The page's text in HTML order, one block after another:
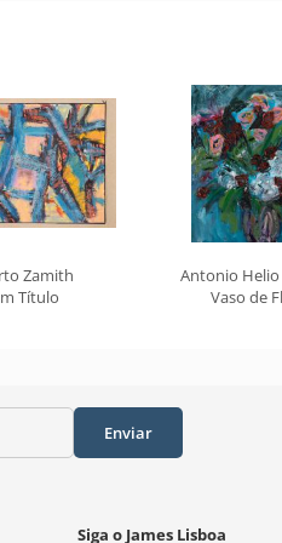
Zamith
Título
Antonio Helio
Vaso de
Enviar
Siga o James Lisboa